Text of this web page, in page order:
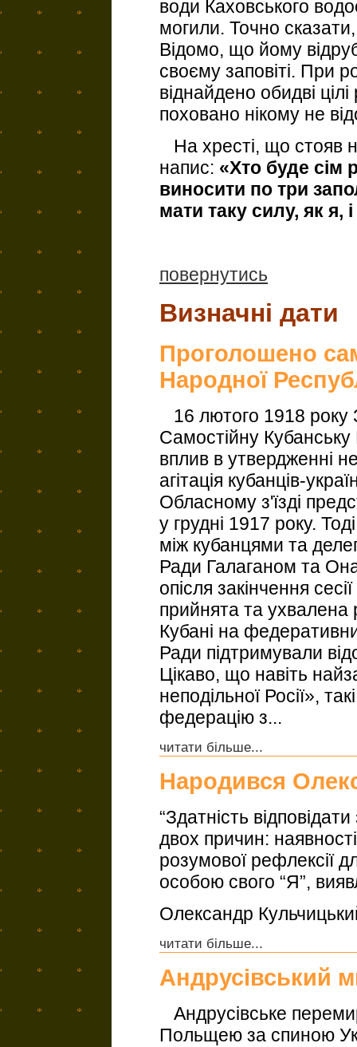
води Каховського
могили. Точно
Відомо, що йому
своєму заповіті. При
віднайдено обидві
поховано нікому не
На хресті, що стояв
напис: «Хто буде сім
виносити по три
мати таку силу, як я,
повернутись
Визначні дати
Проголошено
Народної
16 лютого 1918 року
Самостійну
вплив в утвердженні
агітація кубанців-
Обласному з'їзді
у грудні 1917 року.
між кубанцями та
Ради Галаганом та
опісля закінчення
прийнята та ухвалена
Кубані на
Ради підтримували
Цікаво, що навіть
неподільної Росії»,
федерацію з...
читати більше...
Народився
“Здатність
двох причин:
розумової рефлексії
особою свого “Я”,
Олександр
читати більше...
Андрусівський
Андрусівське
Польщею за спиною